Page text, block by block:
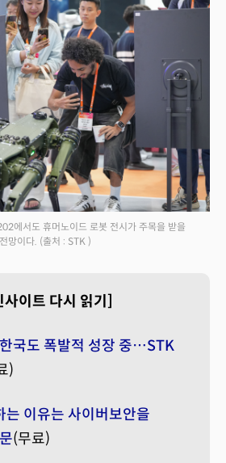
에서도 휴머노이드 로봇 전시가 주목을 받을
전망이다. (출처 : STK )
이트 다시 읽기]
국도 폭발적 성장 중…STK
)
는 이유는 사이버보안을
(무료)